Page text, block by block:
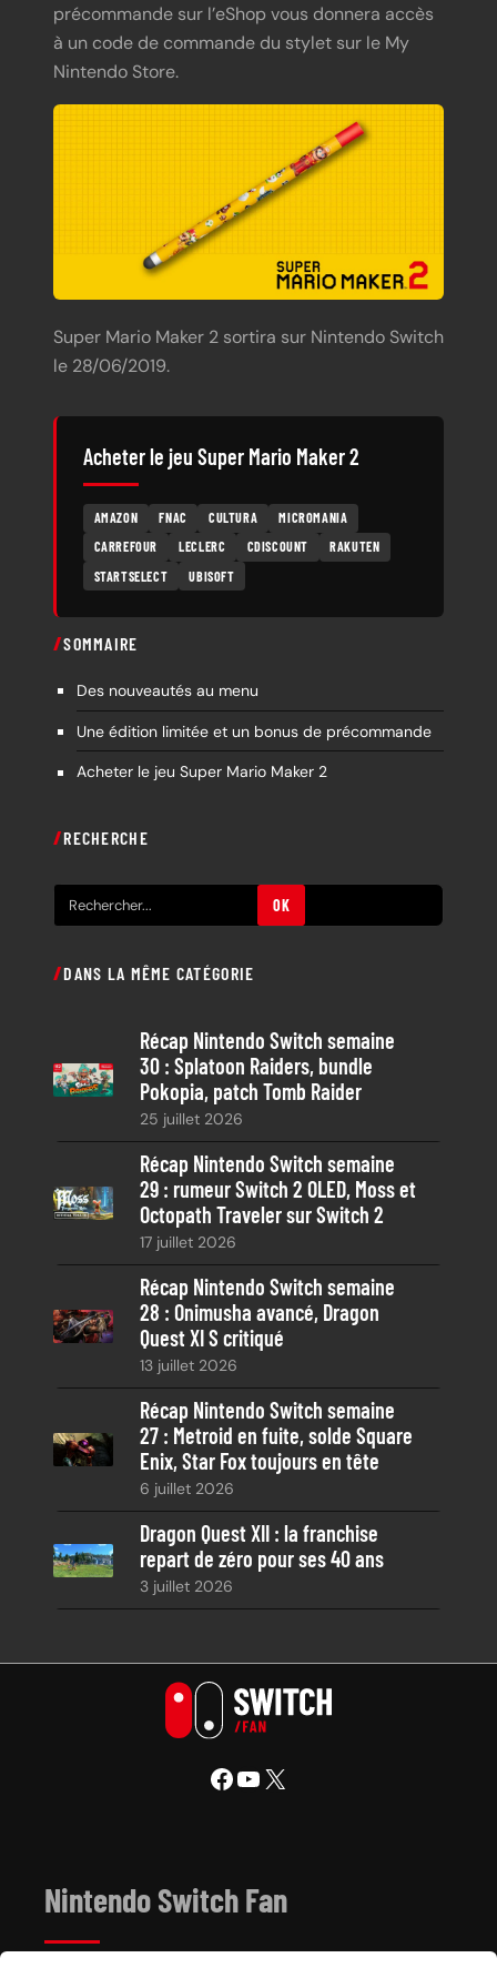
précommande sur l’eShop vous donnera accès
à un code de commande du stylet sur le My
Nintendo Store.
Super Mario Maker 2 sortira sur Nintendo Switch
le 28/06/2019.
Acheter le jeu Super Mario Maker 2
AMAZON FNAC CULTURA
MICROMANIA
CARREFOUR
LECLERC CDISCOUNT
RAKUTEN
STARTSELECT
UBISOFT
SOMMAIRE
Des nouveautés au menu
Une édition limitée et un bonus de précommande
Acheter le jeu Super Mario Maker 2
RECHERCHE
e
h
c
h
OK
DANS LA MÊME CATÉGORIE
Récap Nintendo Switch semaine
30 : Splatoon Raiders, bundle
Pokopia, patch Tomb Raider
25 juillet 2026
Récap Nintendo Switch semaine
29 : rumeur Switch 2 OLED, Moss et
Octopath Traveler sur Switch 2
17 juillet 2026
Récap Nintendo Switch semaine
28 : Onimusha avancé, Dragon
Quest XI S critiqué
13 juillet 2026
Récap Nintendo Switch semaine
27 : Metroid en fuite, solde Square
Enix, Star Fox toujours en tête
6 juillet 2026
Dragon Quest XII : la franchise
repart de zéro pour ses 40 ans
3 juillet 2026
Facebook YouTube X
Nintendo Switch Fan